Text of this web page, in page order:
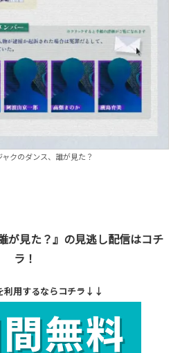
クのダンス、誰が見た？
が見た？』の見逃し配信はコチ
ラ！
利用するならコチラ↓↓